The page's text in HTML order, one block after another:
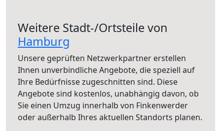
Weitere Stadt-/Ortsteile von
Hamburg
Unsere geprüften Netzwerkpartner erstellen
Ihnen unverbindliche Angebote, die speziell auf
Ihre Bedürfnisse zugeschnitten sind. Diese
Angebote sind kostenlos, unabhängig davon, ob
Sie einen Umzug innerhalb von Finkenwerder
oder außerhalb Ihres aktuellen Standorts planen.